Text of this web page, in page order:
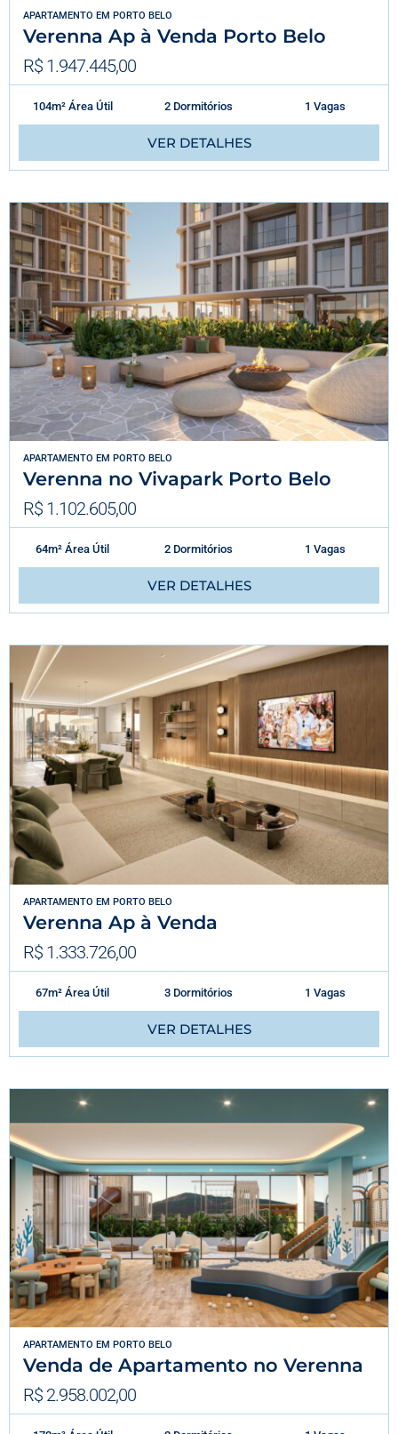
APARTAMENTO EM PORTO BELO
Verenna Ap à Venda Porto Belo
R$ 1.947.445,00
104m² Área Útil 2 Dormitórios 1 Vagas
VER DETALHES
APARTAMENTO EM PORTO BELO
Verenna no Vivapark Porto Belo
R$ 1.102.605,00
64m² Área Útil 2 Dormitórios 1 Vagas
VER DETALHES
APARTAMENTO EM PORTO BELO
Verenna Ap à Venda
R$ 1.333.726,00
67m² Área Útil 3 Dormitórios 1 Vagas
VER DETALHES
APARTAMENTO EM PORTO BELO
Venda de Apartamento no Verenna
R$ 2.958.002,00